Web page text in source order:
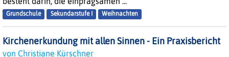
Grundschule Sekundarstufe I Weihnachten
Kirchenerkundung mit allen Sinnen - Ein Praxisbericht
von Christiane Kürschner